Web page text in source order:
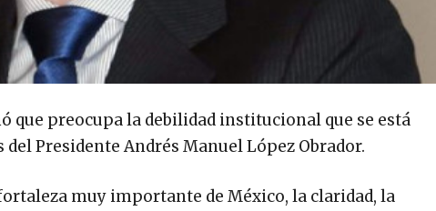
que preocupa la debilidad institucional que se está
Presidente Andrés Manuel López Obrador.
muy importante de México, la claridad, la